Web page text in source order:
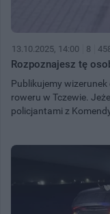
13.10.2025, 14:00 8
Rozpoznajesz tę
Publikujemy
roweru w Tczewie.
policjantami z